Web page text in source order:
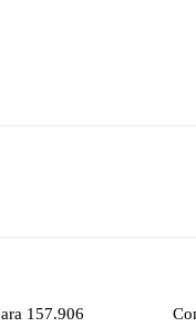
157.906